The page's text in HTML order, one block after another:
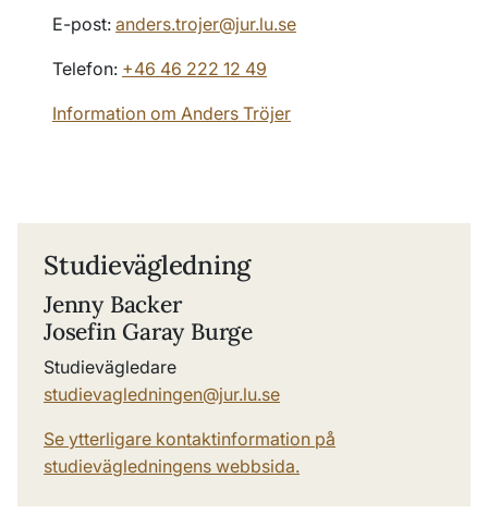
E-post: anders.trojer@jur.lu.se
Telefon: +46 46 222 12 49
Information om Anders Tröjer
Studievägledning
Jenny Backer
Josefin Garay Burge
Studievägledare
studievagledningen@jur.lu.se
Se ytterligare kontaktinformation på
studievägledningens webbsida.